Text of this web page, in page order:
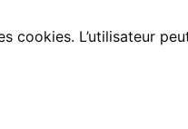
cookies. L’utilisateur